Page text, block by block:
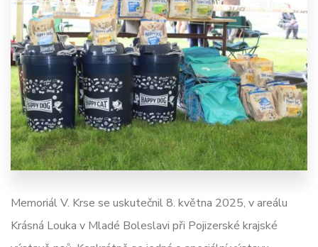
Memoriál V. Krse se uskutečnil 8. května 2025, v areálu
Krásná Louka v Mladé Boleslavi při Pojizerské krajské